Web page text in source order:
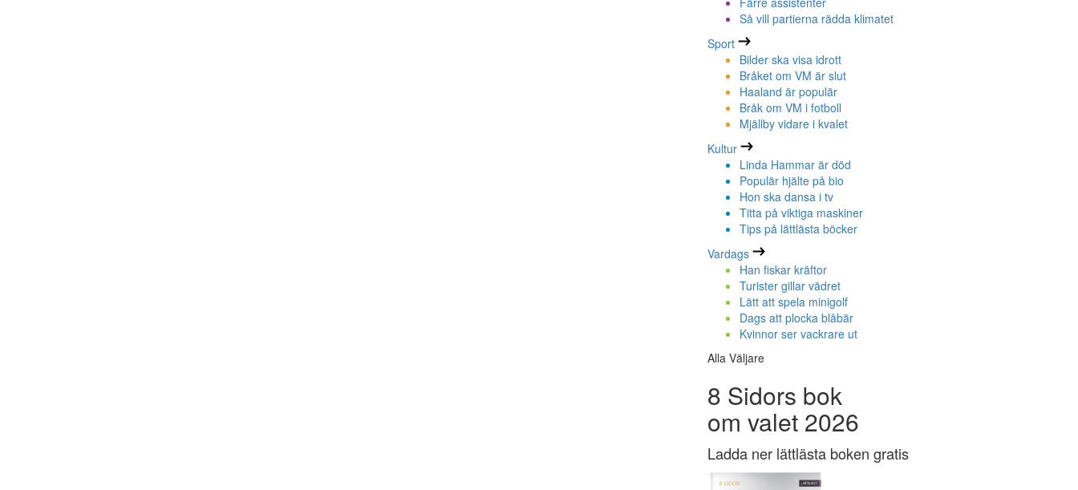
Så vill partierna rädda klimatet
Sport
Bilder ska visa idrott
Bråket om VM är slut
Haaland är populär
Bråk om VM i fotboll
Mjällby vidare i kvalet
Kultur
Linda Hammar är död
Populär hjälte på bio
Hon ska dansa i tv
Titta på viktiga maskiner
Tips på lättlästa böcker
Vardags
Han fiskar kräftor
Turister gillar vädret
Lätt att spela minigolf
Dags att plocka blåbär
Kvinnor ser vackrare ut
Alla Väljare
8 Sidors bok
om valet 2026
Ladda ner lättlästa boken gratis